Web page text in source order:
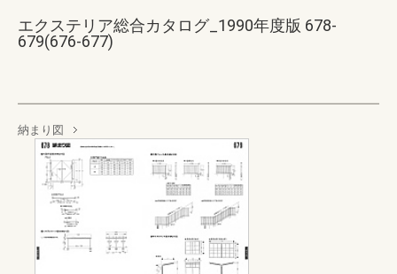
エクステリア総合カタログ_1990年度版 678-
679(676-677)
納まり図